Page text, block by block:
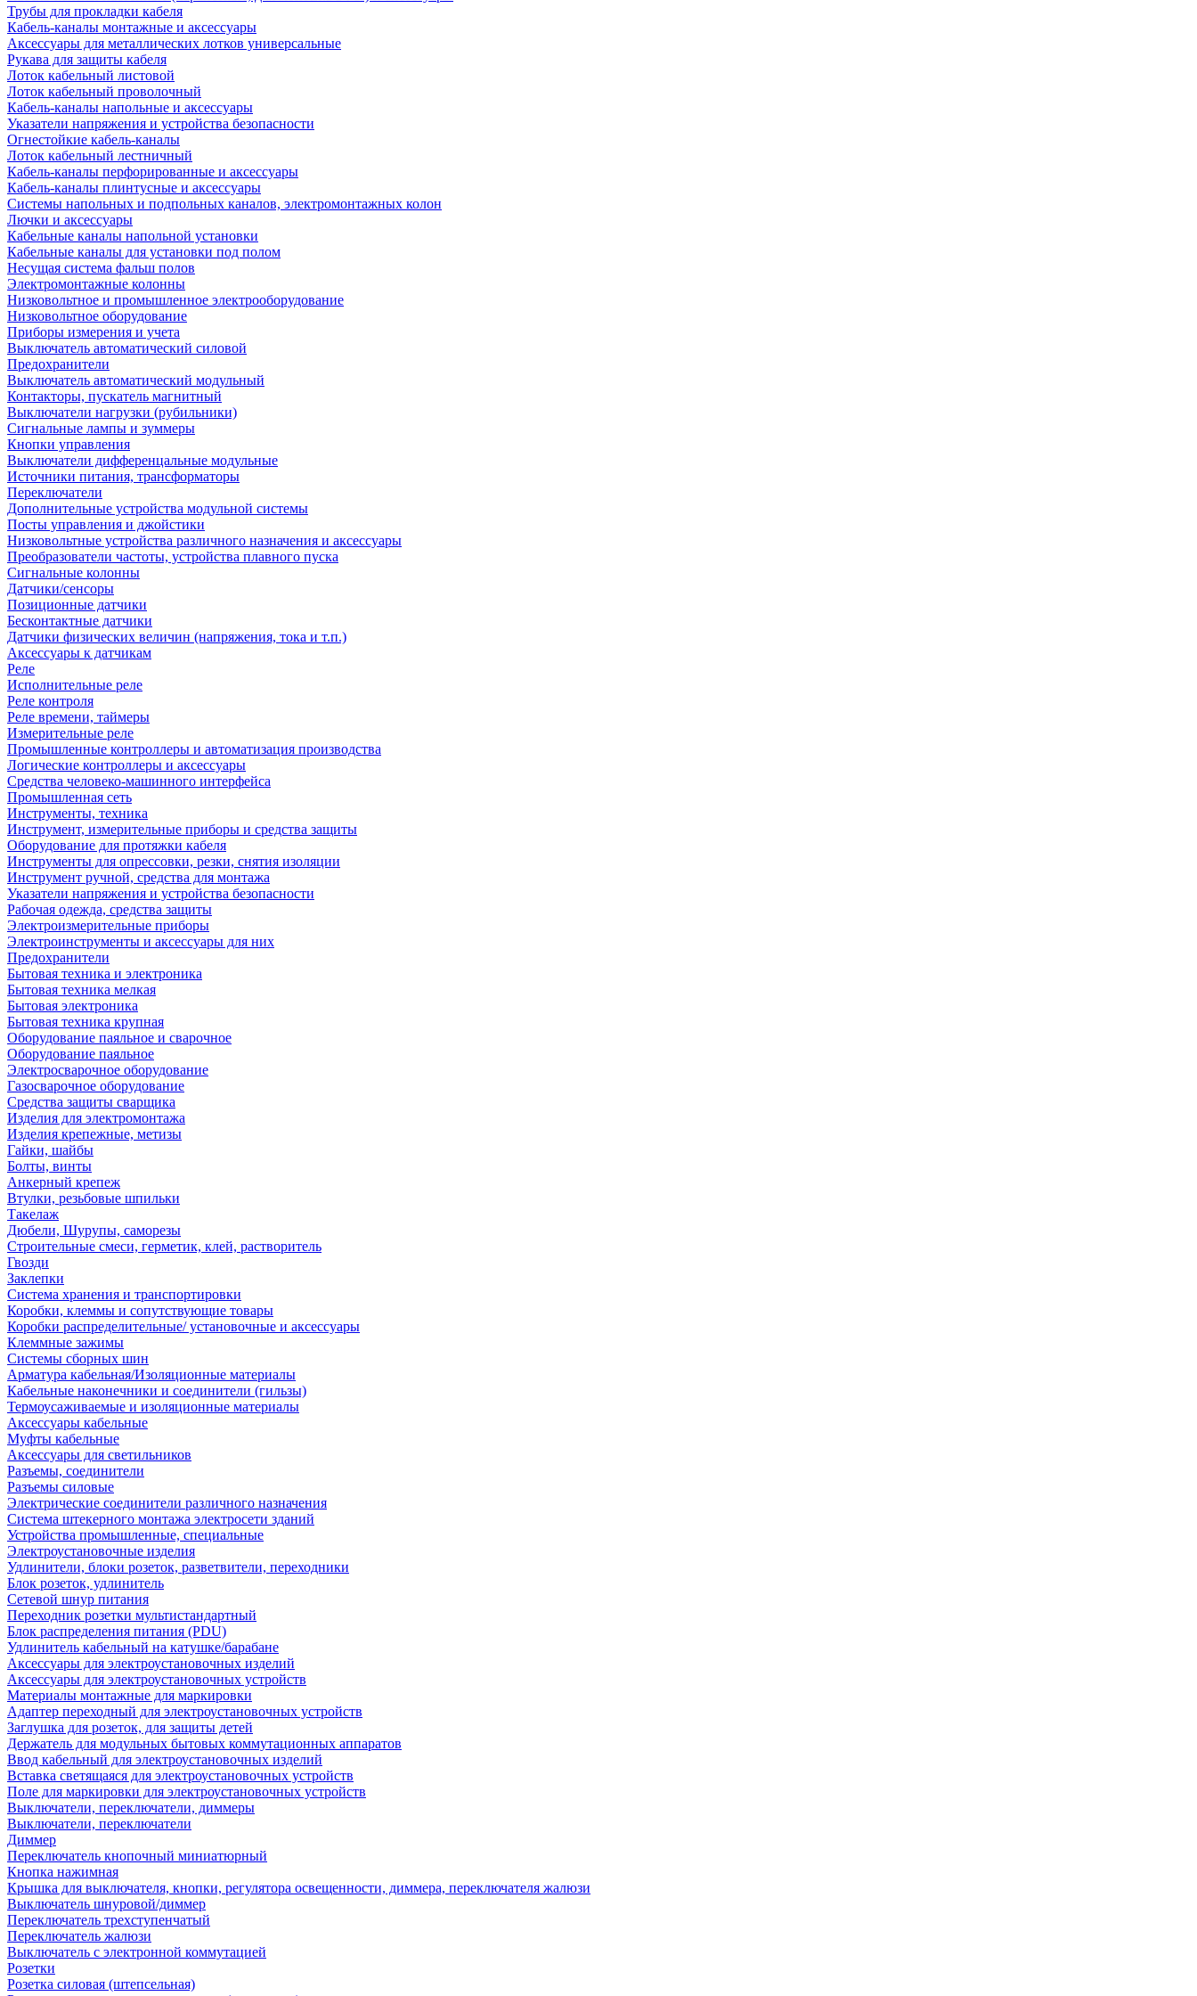
Трубы для прокладки кабеля
Кабель-каналы монтажные и аксессуары
Аксессуары для металлических лотков универсальные
Рукава для защиты кабеля
Лоток кабельный листовой
Лоток кабельный проволочный
Кабель-каналы напольные и аксессуары
Указатели напряжения и устройства безопасности
Огнестойкие кабель-каналы
Лоток кабельный лестничный
Кабель-каналы перфорированные и аксессуары
Кабель-каналы плинтусные и аксессуары
Системы напольных и подпольных каналов, электромонтажных колон
Лючки и аксессуары
Кабельные каналы напольной установки
Кабельные каналы для установки под полом
Несущая система фальш полов
Электромонтажные колонны
Низковольтное и промышленное электрооборудование
Низковольтное оборудование
Приборы измерения и учета
Выключатель автоматический силовой
Предохранители
Выключатель автоматический модульный
Контакторы, пускатель магнитный
Выключатели нагрузки (рубильники)
Сигнальные лампы и зуммеры
Кнопки управления
Выключатели дифференцальные модульные
Источники питания, трансформаторы
Переключатели
Дополнительные устройства модульной системы
Посты управления и джойстики
Низковольтные устройства различного назначения и аксессуары
Преобразователи частоты, устройства плавного пуска
Сигнальные колонны
Датчики/сенсоры
Позиционные датчики
Бесконтактные датчики
Датчики физических величин (напряжения, тока и т.п.)
Аксессуары к датчикам
Реле
Исполнительные реле
Реле контроля
Реле времени, таймеры
Измерительные реле
Промышленные контроллеры и автоматизация производства
Логические контроллеры и аксессуары
Средства человеко-машинного интерфейса
Промышленная сеть
Инструменты, техника
Инструмент, измерительные приборы и средства защиты
Оборудование для протяжки кабеля
Инструменты для опрессовки, резки, снятия изоляции
Инструмент ручной, средства для монтажа
Указатели напряжения и устройства безопасности
Рабочая одежда, средства защиты
Электроизмерительные приборы
Электроинструменты и аксессуары для них
Предохранители
Бытовая техника и электроника
Бытовая техника мелкая
Бытовая электроника
Бытовая техника крупная
Оборудование паяльное и сварочное
Оборудование паяльное
Электросварочное оборудование
Газосварочное оборудование
Средства защиты сварщика
Изделия для электромонтажа
Изделия крепежные, метизы
Гайки, шайбы
Болты, винты
Анкерный крепеж
Втулки, резьбовые шпильки
Такелаж
Дюбели, Шурупы, саморезы
Строительные смеси, герметик, клей, растворитель
Гвозди
Заклепки
Система хранения и транспортировки
Коробки, клеммы и сопутствующие товары
Коробки распределительные/ установочные и аксессуары
Клеммные зажимы
Системы сборных шин
Арматура кабельная/Изоляционные материалы
Кабельные наконечники и соединители (гильзы)
Термоусаживаемые и изоляционные материалы
Аксессуары кабельные
Муфты кабельные
Аксессуары для светильников
Разъемы, соединители
Разъемы силовые
Электрические соединители различного назначения
Система штекерного монтажа электросети зданий
Устройства промышленные, специальные
Электроустановочные изделия
Удлинители, блоки розеток, разветвители, переходники
Блок розеток, удлинитель
Сетевой шнур питания
Переходник розетки мультистандартный
Блок распределения питания (PDU)
Удлинитель кабельный на катушке/барабане
Аксессуары для электроустановочных изделий
Аксессуары для электроустановочных устройств
Материалы монтажные для маркировки
Адаптер переходный для электроустановочных устройств
Заглушка для розеток, для защиты детей
Держатель для модульных бытовых коммутационных аппаратов
Ввод кабельный для электроустановочных изделий
Вставка светящаяся для электроустановочных устройств
Поле для маркировки для электроустановочных устройств
Выключатели, переключатели, диммеры
Выключатели, переключатели
Диммер
Переключатель кнопочный миниатюрный
Кнопка нажимная
Крышка для выключателя, кнопки, регулятора освещенности, диммера, переключателя жалюзи
Выключатель шнуровой/диммер
Переключатель трехступенчатый
Переключатель жалюзи
Выключатель с электронной коммутацией
Розетки
Розетка силовая (штепсельная)